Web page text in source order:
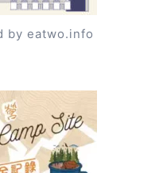
by eatwo.info